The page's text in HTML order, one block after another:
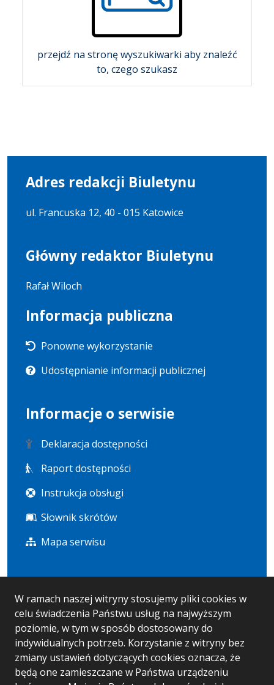
W ramach naszej witryny stosujemy pliki cookies w
celu świadczenia Państwu usług na najwyższym
poziomie, w tym w sposób dostosowany do
indywidualnych potrzeb. Korzystanie z witryny bez
zmiany ustawień dotyczących cookies oznacza, że
będą one zamieszczane w Państwa urządzeniu
przejdź na stronę wyszukiwarki aby znaleźć
to, czego szukasz
Adres redakcji Biuletynu
ul. Francuska 12, 40 - 015 Katowice
Główny redaktor Biuletynu
Rafał Wiloch
Informacja publiczna
Ponowne wykorzystanie
Udostępnianie informacji publicznej
Informacje o serwisie
Deklaracja dostępności
Raport dostępności
Instrukcja obsługi
Słownik skrótów
Mapa serwisu
Statystyki oglądalności
Ostatnio dodane
RODO